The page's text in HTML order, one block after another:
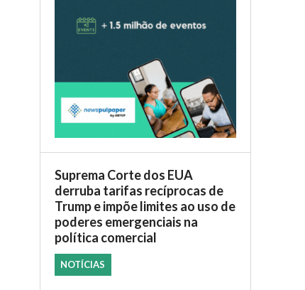
Suprema Corte dos EUA
derruba tarifas recíprocas de
Trump e impõe limites ao uso de
poderes emergenciais na
política comercial
NOTÍCIAS